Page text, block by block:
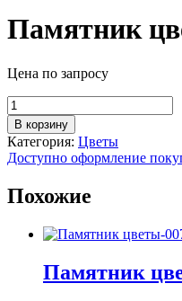
Памятник
Цена по запросу
Количество
товара
Памятник
цветы-010
В корзину
Категория: Цветы
Доступно оформление
Похожие
Памятник